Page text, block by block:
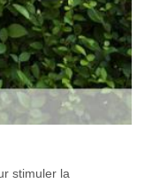
stimuler la